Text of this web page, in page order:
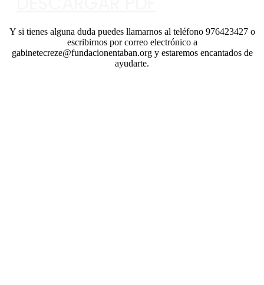
Y si tienes alguna duda puedes llamarnos al teléfono 976423427 o
escribirnos por correo electrónico a
gabinetecreze@fundacionentaban.org y estaremos encantados de
ayudarte.